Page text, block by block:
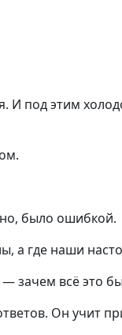
под этим
было ошибкой.
а где наши
зачем всё это
Он учит